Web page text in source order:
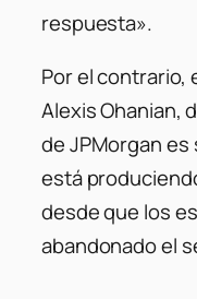
respuesta».
Por el contrario,
Alexis Ohanian,
de JPMorgan
está
desde que los
abandonado el